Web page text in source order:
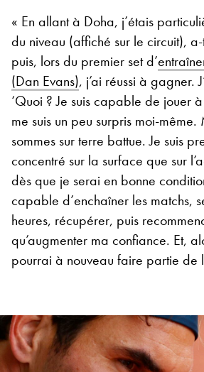
« En allant à Doha, j’étais
du niveau (affiché sur le circuit),
puis, lors du premier set d’
(Dan Evans), j’ai réussi à gagner.
‘Quoi ? Je suis capable de jouer
me suis un peu surpris moi-même.
sommes sur terre battue. Je suis
concentré sur la surface que sur
dès que je serai en bonne
capable d’enchaîner les matchs,
heures, récupérer, puis
qu’augmenter ma confiance. Et,
pourrai à nouveau faire partie de